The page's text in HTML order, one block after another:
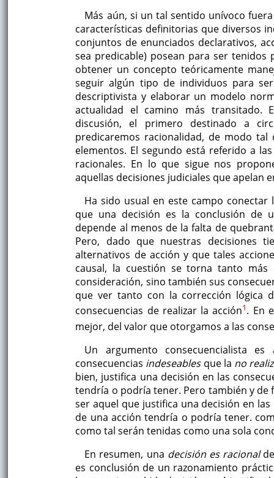
Más aún, si un tal sentido unívoco
características definitorias que diversos
conjuntos de enunciados declarativos,
sea predicable) posean para ser tenidos
obtener un concepto teóricamente
seguir algún tipo de individuos para
descriptivista y elaborar un modelo
actualidad el camino más transitado.
discusión, el primero destinado a
predicaremos racionalidad, de modo
elementos. El segundo está referido a
racionales. En lo que sigue nos
aquellas decisiones judiciales que apelan
Ha sido usual en este campo
que una decisión es la conclusión de
depende al menos de la falta de
Pero, dado que nuestras decisiones
alternativos de acción y que tales
causal, la cuestión se torna tanto
consideración, sino también sus
que ver tanto con la corrección lógica
consecuencias de realizar la acción1. En
mejor, del valor que otorgamos a las
Un argumento consecuencialista
consecuencias indeseablesque la no
bien, justifica una decisión en las
tendría o podría tener. Pero también y
ser aquel que justifica una decisión en
de una acción tendría o podría tener.
como tal serán tenidas como una sola
En resumen, una decisión es racional
es conclusión de un razonamiento